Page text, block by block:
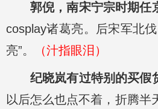
郭倪，南宋宁宗时期任
cosplay诸葛亮。后宋军北
亮”。
（汁指眼泪）
纪晓岚有过特别的买假
以后怎么也点不着，折腾